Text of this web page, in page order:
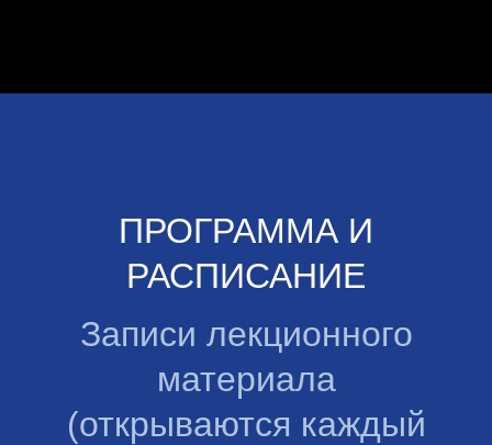
ПРОГРАММА И
РАСПИСАНИЕ
Записи лекционного
материала
(открываются каждый